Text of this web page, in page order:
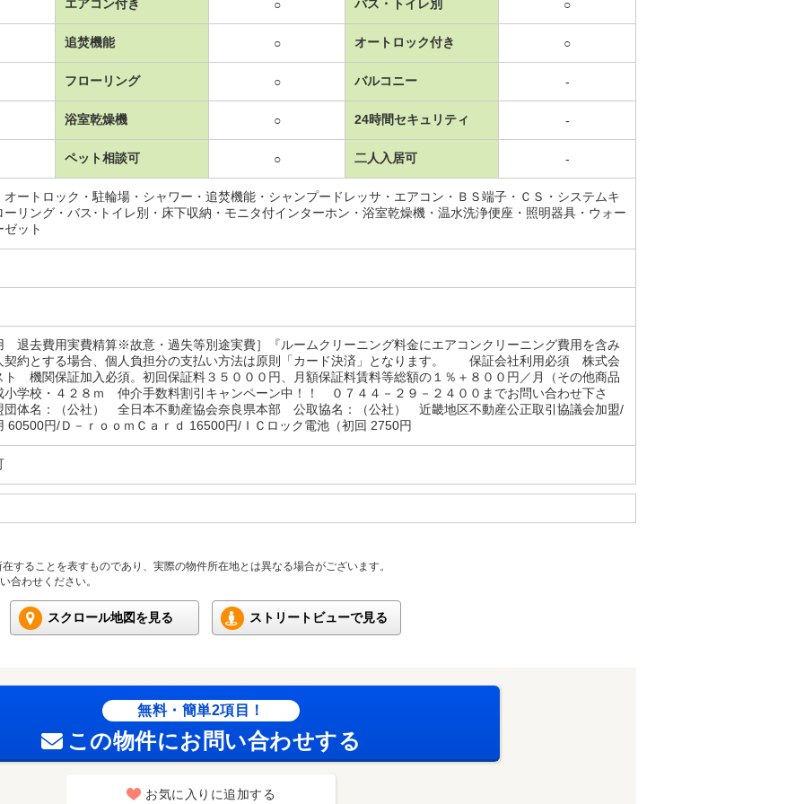
エアコン付き ○ バス・トイレ別 ○
追焚機能 ○ オートロック付き ○
フローリング ○ バルコニー -
浴室乾燥機 ○ 24時間セキュリティ -
ペット相談可 ○ 二人入居可 -
オートロック・駐輪場・シャワー・追焚機能・シャンプードレッサ・エアコン・ＢＳ端子・ＣＳ・システムキ
ーリング・バス･トイレ別・床下収納・モニタ付インターホン・浴室乾燥機・温水洗浄便座・照明器具・ウォー
ット
退去費用実費精算※故意・過失等別途実費］『ルームクリーニング料金にエアコンクリーニング費用を含み
契約とする場合、個人負担分の支払い方法は原則「カード決済」となります。 保証会社利用必須 株式会
ト 機関保証加入必須。初回保証料３５０００円、月額保証料賃料等総額の１％＋８００円／月（その他商品
学校・４２８ｍ 仲介手数料割引キャンペーン中！！ ０７４４－２９－２４００までお問い合わせ下さ
体名：（公社） 全日本不動産協会奈良県本部 公取協名：（公社） 近畿地区不動産公正取引協議会加盟/
60500円/Ｄ－ｒｏｏｍＣａｒｄ 16500円/ＩＣロック電池（初回 2750円
することを表すものであり、実際の物件所在地とは異なる場合がございます。
合わせください。
スクロール地図を見る ストリートビューで見る
無料・簡単2項目！
この物件にお問い合わせする
お気に入りに追加する